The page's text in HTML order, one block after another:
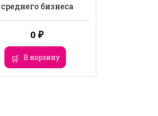
среднего бизнеса
0 ₽
В корзину